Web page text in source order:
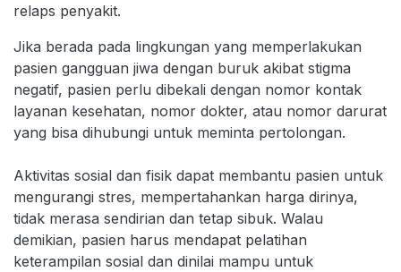
relaps penyakit.
Jika berada pada lingkungan yang memperlakukan
pasien gangguan jiwa dengan buruk akibat stigma
negatif, pasien perlu dibekali dengan nomor kontak
layanan kesehatan, nomor dokter, atau nomor darurat
yang bisa dihubungi untuk meminta pertolongan.
Aktivitas sosial dan fisik dapat membantu pasien untuk
mengurangi stres, mempertahankan harga dirinya,
tidak merasa sendirian dan tetap sibuk. Walau
demikian, pasien harus mendapat pelatihan
keterampilan sosial dan dinilai mampu untuk